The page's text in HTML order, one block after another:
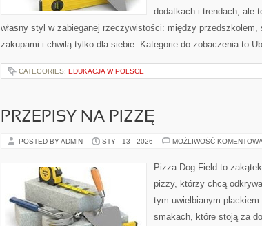
dodatkach i trendach, ale
własny styl w zabieganej rzeczywistości: między przedszkolem,
zakupami i chwilą tylko dla siebie. Kategorie do zobaczenia to
CATEGORIES: EDUKACJA W POLSCE
PRZEPISY NA PIZZĘ
POSTED BY ADMIN STY - 13 - 2026 MOŻLIWOŚĆ
Pizza Dog Field to
pizzy, którzy chcą
tym uwielbianym
smakach, które stoją za